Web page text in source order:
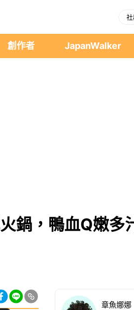
創作者 JapanWalker
鍋，鴨血Q嫩多
章魚娜娜